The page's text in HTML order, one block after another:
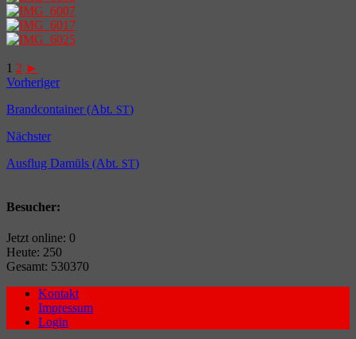
1 2 ►
Vorheriger
Brandcontainer (Abt. ST)
Nächster
Ausflug Damüls (Abt. ST)
Besucher:
Jetzt online: 0
Heute: 250
Gesamt: 530370
Kontakt
Impressum
Login